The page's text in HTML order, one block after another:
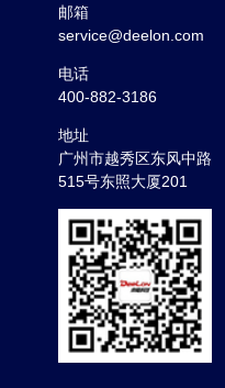
邮箱
service@deelon.com
电话
400-882-3186
地址
广州市越秀区东风中路
515号东照大厦201